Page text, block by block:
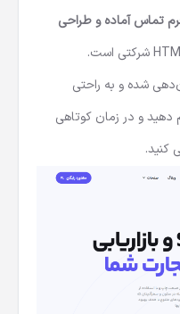
تماس آماده و طراحی
شده و به راحتی
دهید و در زمان کوتاهی
کنید.